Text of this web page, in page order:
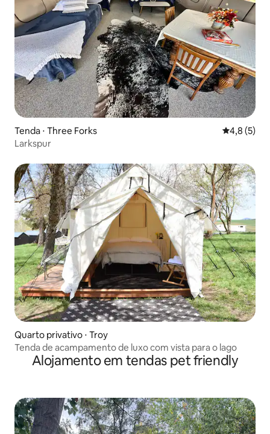
Tenda ⋅ Three Forks 4,8 de
4,8 (5)
Larkspur
Quarto privativo ⋅ Troy
Tenda de acampamento de luxo com vista para o lago
Alojamento em tendas pet friendly